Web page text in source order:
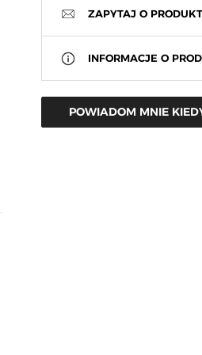
ZAPYTAJ O PRODUKT
INFORMACJE O
POWIADOM MNIE